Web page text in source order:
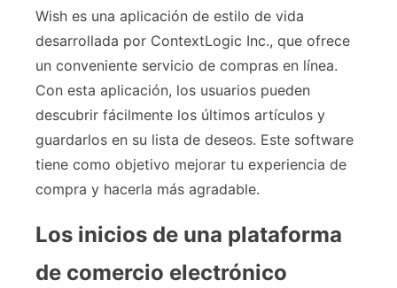
Wish es una aplicación de estilo de vida
desarrollada por ContextLogic Inc., que ofrece
un conveniente servicio de compras en línea.
Con esta aplicación, los usuarios pueden
descubrir fácilmente los últimos artículos y
guardarlos en su lista de deseos. Este software
tiene como objetivo mejorar tu experiencia de
compra y hacerla más agradable.
Los inicios de una plataforma
de comercio electrónico